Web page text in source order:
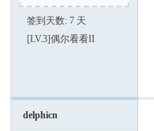
签到天数: 7 天
[LV.3]偶尔看看II
delphicn